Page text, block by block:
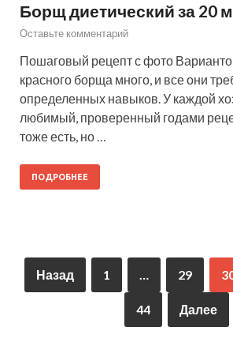
Борщ диетический за 20
Оставьте комментарий
Пошаговый рецепт с фото
красного борща много, и все они
определенных навыков. У каждой
любимый, проверенный годами
тоже есть, но …
ПОДРОБНЕЕ
Назад 1 … 29
44 Далее